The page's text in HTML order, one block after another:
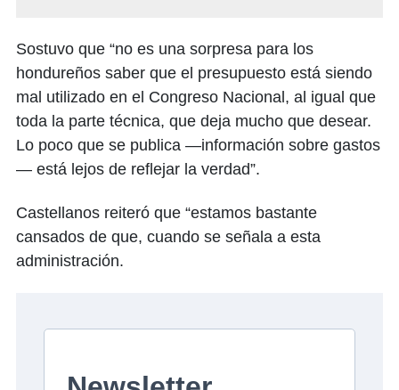
Sostuvo que “no es una sorpresa para los
hondureños saber que el presupuesto está siendo
mal utilizado en el Congreso Nacional, al igual que
toda la parte técnica, que deja mucho que desear.
Lo poco que se publica —información sobre gastos
— está lejos de reflejar la verdad”.
Castellanos reiteró que “estamos bastante
cansados de que, cuando se señala a esta
administración.